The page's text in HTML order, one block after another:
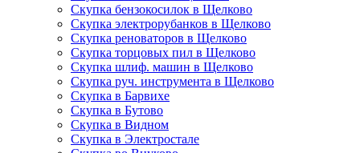
Скупка бензокосилок в Щелково
Скупка электрорубанков в Щелково
Скупка реноваторов в Щелково
Скупка торцовых пил в Щелково
Скупка шлиф. машин в Щелково
Скупка руч. инструмента в Щелково
Скупка в Барвихе
Скупка в Бутово
Скупка в Видном
Скупка в Электростале